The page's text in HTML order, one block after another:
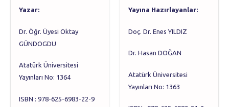
Yazar:
Dr. Öğr. Üyesi Oktay
GÜNDOGDU
Atatürk Üniversitesi
Yayınları No: 1364
ISBN : 978-625-6983-22-9
Yayına Hazırlayanlar:
Doç. Dr. Enes YILDIZ
Dr. Hasan DOĞAN
Atatürk Üniversitesi
Yayınları No: 1363